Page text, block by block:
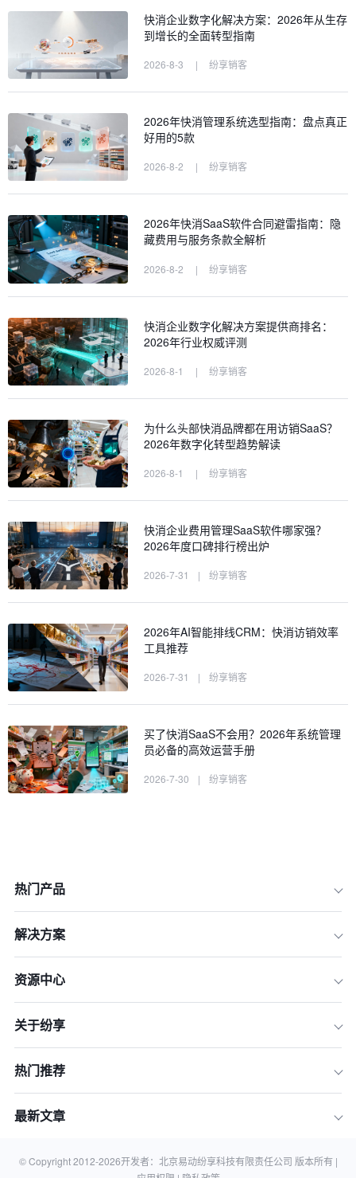
精细化管理
快消企业数字化解决方案：2026年从生存
到增长的全面转型指南
2026-8-3 | 纷享销客
2026年快消管理系统选型指南：盘点真正
好用的5款
2026-8-2 | 纷享销客
2026年快消SaaS软件合同避雷指南：隐
藏费用与服务条款全解析
2026-8-2 | 纷享销客
快消企业数字化解决方案提供商排名：
2026年行业权威评测
2026-8-1 | 纷享销客
为什么头部快消品牌都在用访销SaaS？
2026年数字化转型趋势解读
2026-8-1 | 纷享销客
快消企业费用管理SaaS软件哪家强？
2026年度口碑排行榜出炉
2026-7-31 | 纷享销客
2026年AI智能排线CRM：快消访销效率
工具推荐
2026-7-31 | 纷享销客
买了快消SaaS不会用？2026年系统管理
员必备的高效运营手册
2026-7-30 | 纷享销客
热门产品
解决方案
资源中心
关于纷享
热门推荐
最新文章
© Copyright 2012-2026开发者：北京易动纷享科技有限责任公司 版本所有 |